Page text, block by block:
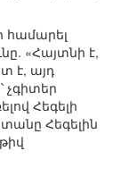
համարել
«Հայտնի է,
է, այդ
չգիտեր
Հեգելի
Հեգելին